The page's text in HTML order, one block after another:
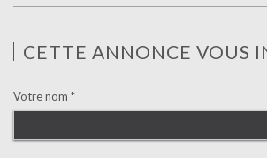
CETTE ANNONCE VOUS
Votre nom *